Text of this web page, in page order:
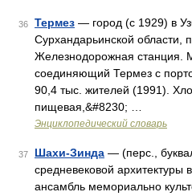
36 Термез — город (с 1929) в
Сурхандарьинской области,
Железнодорожная станция.
соединяющий Термез с
90,4 тыс. жителей (1991).
пищевая,&#8230; …
Энциклопедический словарь
37 Шахи-Зинда — (перс.,
средневековой архитектуры
ансамбль мемориально